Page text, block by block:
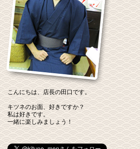
こんにちは、店長の田口です。
キツネのお面、好きですか？
私は好きです。
一緒に楽しみましょう！